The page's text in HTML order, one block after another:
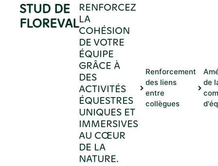
STUD DE
FLOREVAL
RENFORCEZ
LA
COHÉSION
DE VOTRE
ÉQUIPE
GRÂCE À
DES
ACTIVITÉS
ÉQUESTRES
UNIQUES ET
IMMERSIVES
AU CŒUR
DE LA
NATURE.
Renforcement
des liens
entre
collègues
de